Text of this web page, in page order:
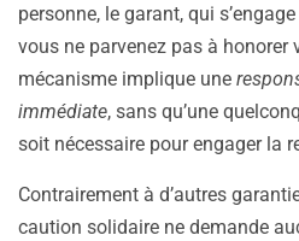
personne, le garant, qui
vous ne parvenez pas à honorer
mécanisme implique une
immédiate, sans qu’une
soit nécessaire pour engager la
Contrairement à d’autres
caution solidaire ne demande